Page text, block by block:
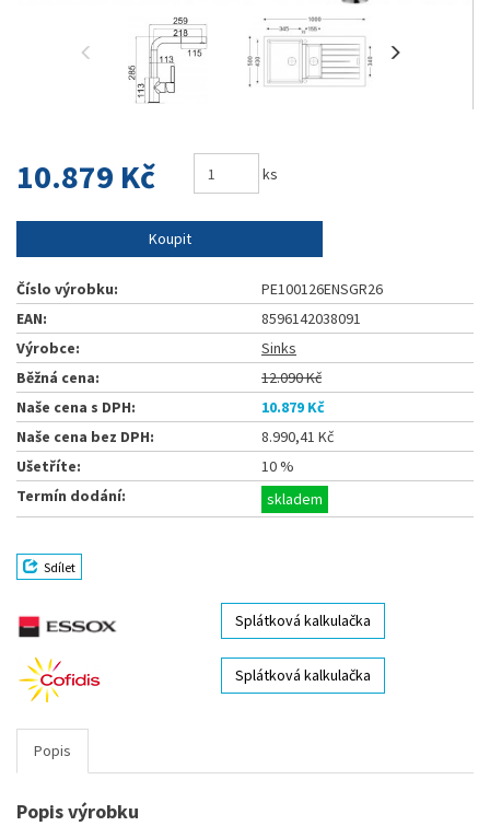
10.879 Kč ks
Koupit
Číslo výrobku:
PE100126ENSGR26
EAN:
8596142038091
Výrobce:
Sinks
Běžná cena:
12.090 Kč
Naše cena s DPH:
10.879 Kč
Naše cena bez DPH:
8.990,41 Kč
Ušetříte:
10 %
Termín dodání:
skladem
Sdílet
Splátková kalkulačka
Splátková kalkulačka
Popis
Popis výrobku